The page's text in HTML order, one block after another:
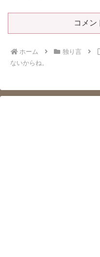
コメン
ホーム 独り言
ないからね。